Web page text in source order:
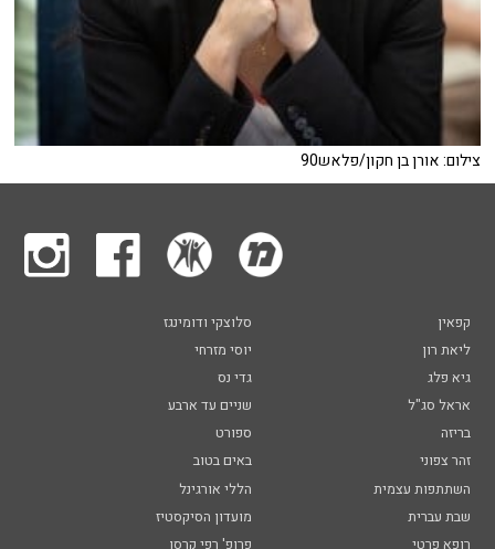
צילום: אורן בן חקון/פלאש90
קפאין
סלוצקי ודומינגז
ליאת רון
יוסי מזרחי
גיא פלג
גדי נס
אראל סג"ל
שניים עד ארבע
בריזה
ספורט
זהר צפוני
באים בטוב
השתתפות עצמית
הללי אורגינל
שבת עברית
מועדון הסיקסטיז
רופא פרטי
פרופ' רפי קרסו